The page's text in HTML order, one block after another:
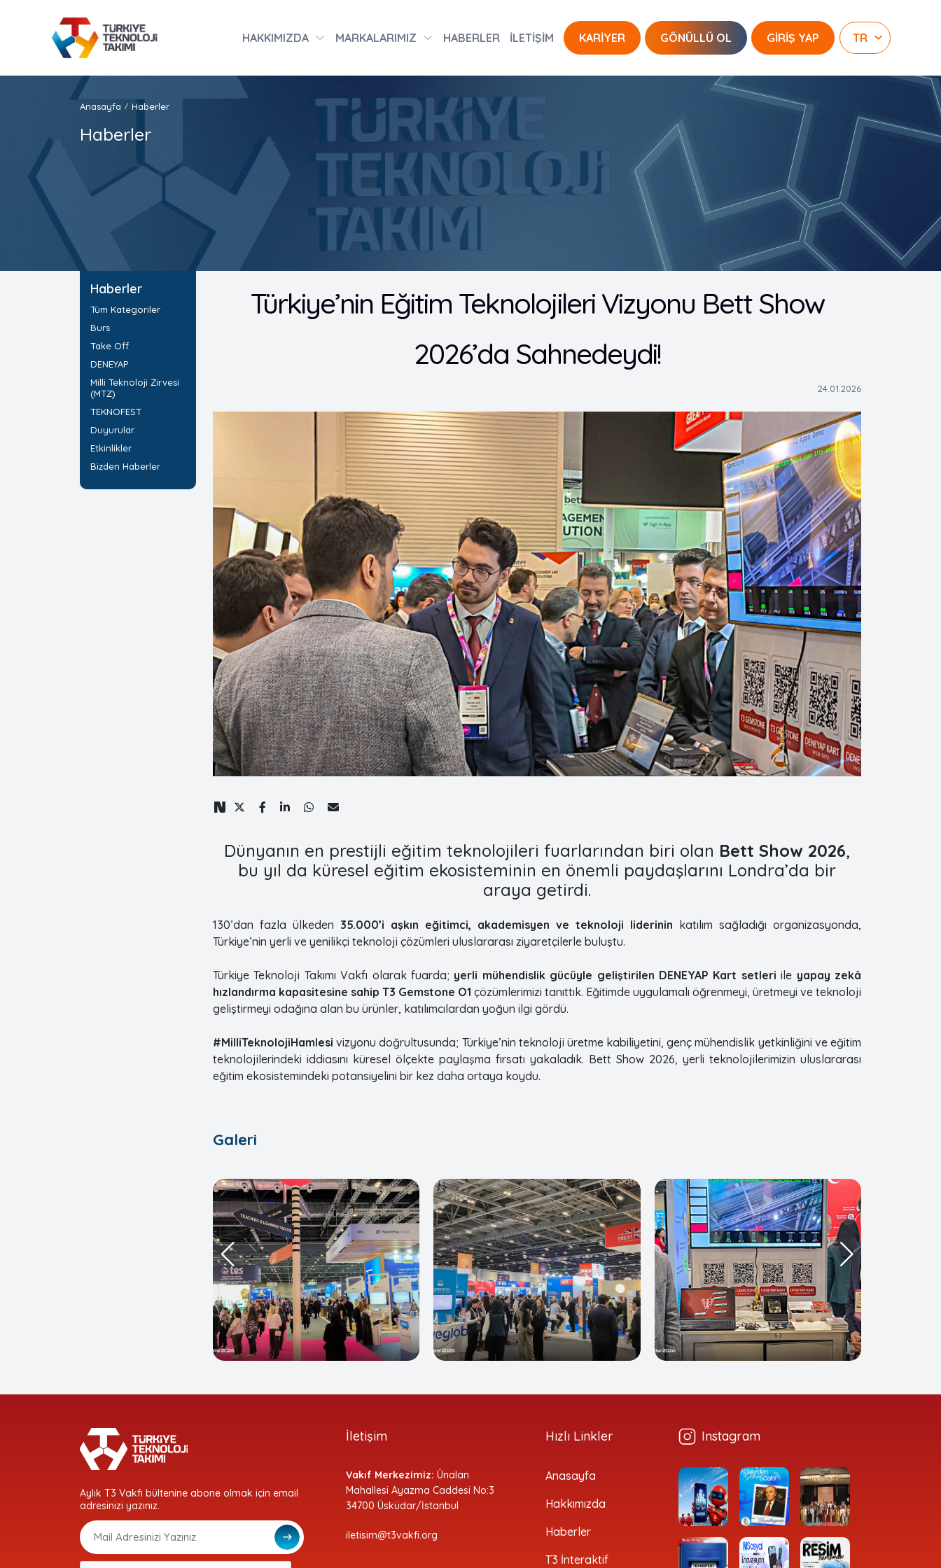
HAKKIMIZDA MARKALARIMIZ HABERLER İLETİŞİM KARİYER GÖNÜLLÜ OL GİRİŞ YAP
Anasayfa / Haberler
Haberler
Haberler
Tüm Kategoriler
Burs
Take Off
DENEYAP
Milli Teknoloji Zirvesi
(MTZ)
TEKNOFEST
Duyurular
Etkinlikler
Bizden Haberler
Türkiye’nin Eğitim Teknolojileri Vizyonu Bett Show
2026’da Sahnedeydi!
24.01.2026
Dünyanın en prestijli eğitim teknolojileri fuarlarından biri olan Bett Show 2026,
bu yıl da küresel eğitim ekosisteminin en önemli paydaşlarını Londra’da bir
araya getirdi.
130’dan fazla ülkeden 35.000’i aşkın eğitimci, akademisyen ve teknoloji liderinin katılım sağladığı organizasyonda,
Türkiye’nin yerli ve yenilikçi teknoloji çözümleri uluslararası ziyaretçilerle buluştu.
Türkiye Teknoloji Takımı Vakfı olarak fuarda; yerli mühendislik gücüyle geliştirilen DENEYAP Kart setleri ile yapay zekâ
hızlandırma kapasitesine sahip T3 Gemstone O1 çözümlerimizi tanıttık. Eğitimde uygulamalı öğrenmeyi, üretmeyi ve teknoloji
geliştirmeyi odağına alan bu ürünler, katılımcılardan yoğun ilgi gördü.
#MilliTeknolojiHamlesi vizyonu doğrultusunda; Türkiye’nin teknoloji üretme kabiliyetini, genç mühendislik yetkinliğini ve eğitim
teknolojilerindeki iddiasını küresel ölçekte paylaşma fırsatı yakaladık. Bett Show 2026, yerli teknolojilerimizin uluslararası
eğitim ekosistemindeki potansiyelini bir kez daha ortaya koydu.
Galeri
Aylık T3 Vakfı bültenine abone olmak için email
adresinizi yazınız.
İletişim
Vakıf Merkezimiz: Ünalan
Mahallesi Ayazma Caddesi No:3
34700 Üsküdar/İstanbul
iletisim@t3vakfi.org
Hızlı Linkler
Anasayfa
Hakkımızda
Haberler
T3 İnteraktif
Instagram